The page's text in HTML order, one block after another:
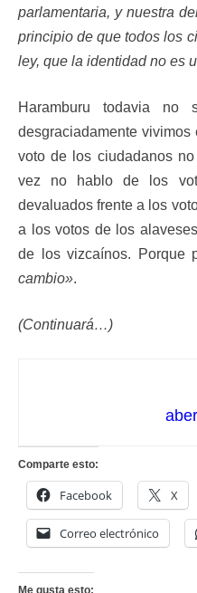
parlamentaria, y nuestra
principio de que todos los
ley, que la identidad no es
Haramburu todavia no
desgraciadamente
voto de los ciudadanos
vez no hablo de los
devaluados frente a los
a los votos de los
de los vizcaínos. Porque
cambio».
(Continuará…)
Comparte esto:
Facebook X
Correo electrónico
Me gusta esto: